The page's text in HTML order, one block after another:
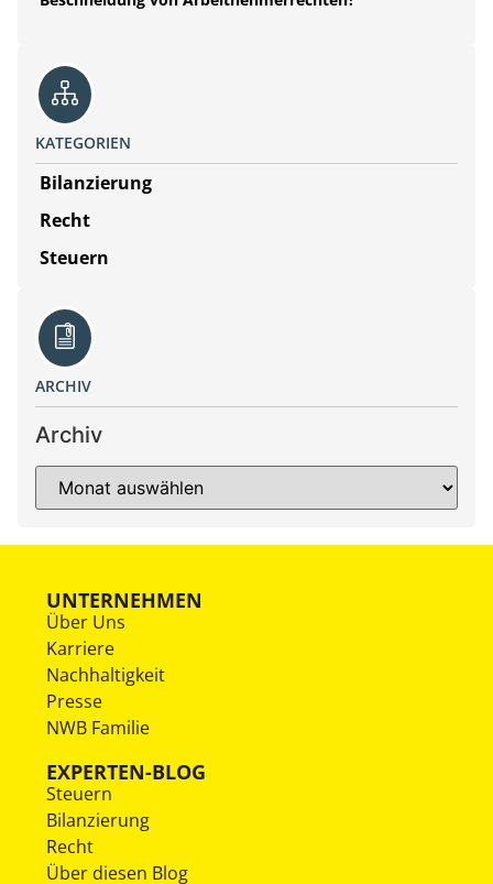
KATEGORIEN
Bilanzierung
Recht
Steuern
ARCHIV
Archiv
UNTERNEHMEN
Über Uns
Karriere
Nachhaltigkeit
Presse
NWB Familie
EXPERTEN-BLOG
Steuern
Bilanzierung
Recht
Über diesen Blog